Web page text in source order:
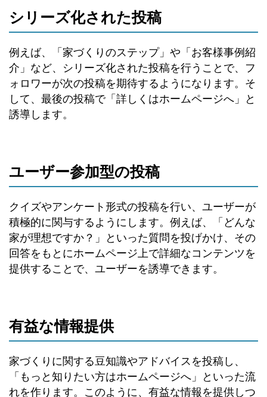
シリーズ化された投稿
例えば、「家づくりのステップ」や「お客様事例紹
介」など、シリーズ化された投稿を行うことで、フ
ォロワーが次の投稿を期待するようになります。そ
して、最後の投稿で「詳しくはホームページへ」と
誘導します。
ユーザー参加型の投稿
クイズやアンケート形式の投稿を行い、ユーザーが
積極的に関与するようにします。例えば、「どんな
家が理想ですか？」といった質問を投げかけ、その
回答をもとにホームページ上で詳細なコンテンツを
提供することで、ユーザーを誘導できます。
有益な情報提供
家づくりに関する豆知識やアドバイスを投稿し、
「もっと知りたい方はホームページへ」といった流
れを作ります。このように、有益な情報を提供しつ